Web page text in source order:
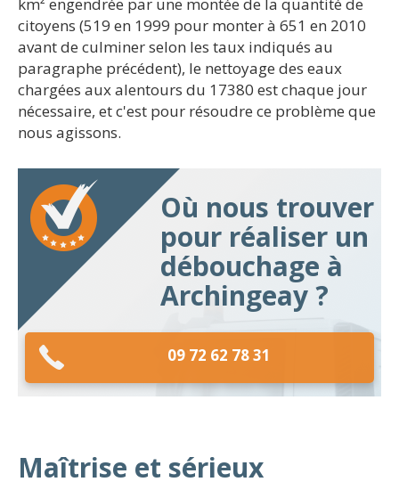
citoyens (519 en 1999 pour monter à 651 en 2010
avant de culminer selon les taux indiqués au
paragraphe précédent), le nettoyage des eaux
chargées aux alentours du 17380 est chaque jour
nécessaire, et c'est pour résoudre ce problème que
nous agissons.
Où nous trouver
pour réaliser un
débouchage à
Archingeay ?
09 72 62 78 31
Maîtrise et sérieux